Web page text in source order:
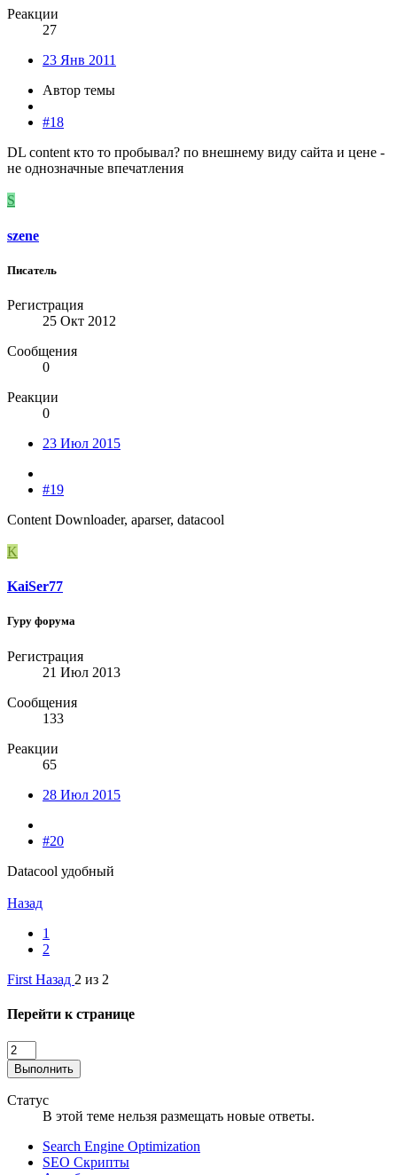
Реакции
27
23 Янв 2011
Автор темы
#18
DL content кто то пробывал? по внешнему виду сайта и цене -
не однозначные впечатления
S
szene
Писатель
Регистрация
25 Окт 2012
Сообщения
0
Реакции
0
23 Июл 2015
#19
Content Downloader, aparser, datacool
K
KaiSer77
Гуру форума
Регистрация
21 Июл 2013
Сообщения
133
Реакции
65
28 Июл 2015
#20
Datacool удобный
Назад
1
2
First Назад 2 из 2
Перейти к странице
Выполнить
Статус
В этой теме нельзя размещать новые ответы.
Search Engine Optimization
SEO Скрипты